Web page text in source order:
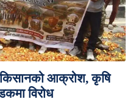
किसानको आक्रोश, कृषि
विरोध